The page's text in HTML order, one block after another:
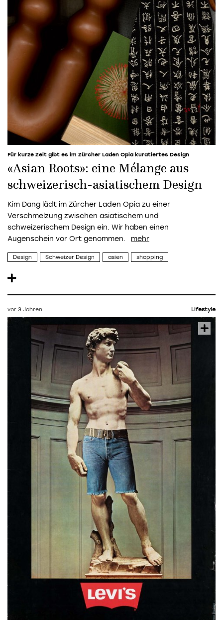
Für kurze Zeit gibt es im Zürcher Laden Opia kuratiertes Design
«Asian Roots»: eine Mélange aus
schweizerisch-asiatischem Design
Kim Dang lädt im Zürcher Laden Opia zu einer
Verschmelzung zwischen asiatischem und
schweizerischem Design ein. Wir haben einen
Augenschein vor Ort genommen.
Design Schweizer Design asien shopping
vor 3 Jahren Lifestyle